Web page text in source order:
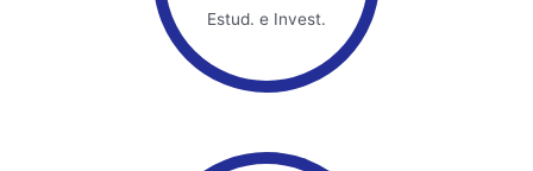
Estud. e Invest.